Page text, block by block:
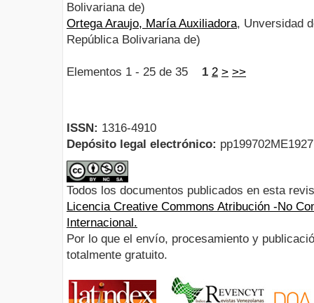
Bolivariana de)
Ortega Araujo, María Auxiliadora, Unversidad
República Bolivariana de)
Elementos 1 - 25 de 35 1 2 > >>
ISSN: 1316-4910
Depósito legal electrónico:
Todos los documentos publicados en esta
Licencia Creative Commons Atribución -No
Internacional.
Por lo que el envío, procesamiento y
totalmente gratuito.